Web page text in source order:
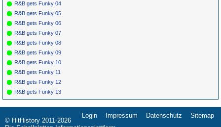
R&B gets Funky 04
R&B gets Funky 05
R&B gets Funky 06
R&B gets Funky 07
R&B gets Funky 08
R&B gets Funky 09
R&B gets Funky 10
R&B gets Funky 11
R&B gets Funky 12
R&B gets Funky 13
Navigation
überspringen
Login Impressum Datenschutz Sitemap
© HitHistory 2011-2026